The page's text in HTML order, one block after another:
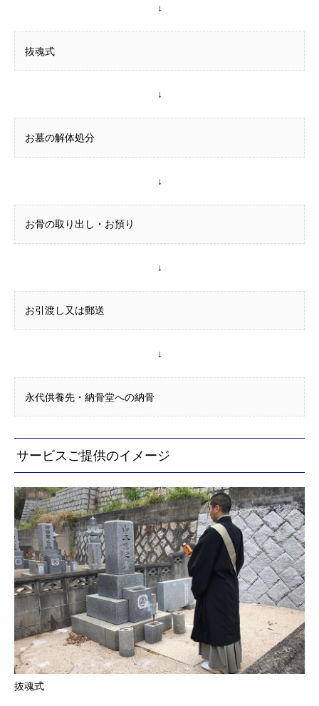
↓
抜魂式
↓
お墓の解体処分
↓
お骨の取り出し・お預り
↓
お引渡し又は郵送
↓
永代供養先・納骨堂への納骨
サービスご提供のイメージ
抜魂式